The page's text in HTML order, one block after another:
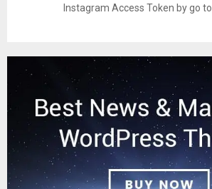
Instagram Access Token by go to